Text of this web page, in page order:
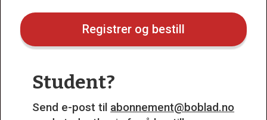
Registrer og bestill
Student?
Send e-post til abonnement@boblad.no